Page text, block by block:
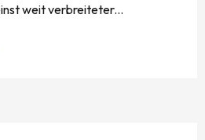
weit verbreiteter...